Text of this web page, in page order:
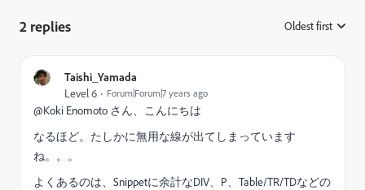
2 replies Oldest first
Taishi_Yamada
Level 6 Forum|Forum|7 years ago
@Koki Enomoto さん、こんにちは
なるほど。たしかに無用な線が出てしまっています
ね。。。
よくあるのは、Snippetに余計なDIV、P、Table/TR/TDなどの